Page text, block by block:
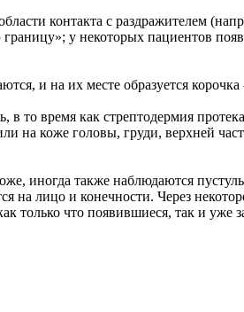
контакта с раздражителем
у некоторых пациентов
и на их месте образуется корочка
то время как стрептодермия
на коже головы, груди, верхней
иногда также наблюдаются
на лицо и конечности. Через
только что появившиеся, так и уже